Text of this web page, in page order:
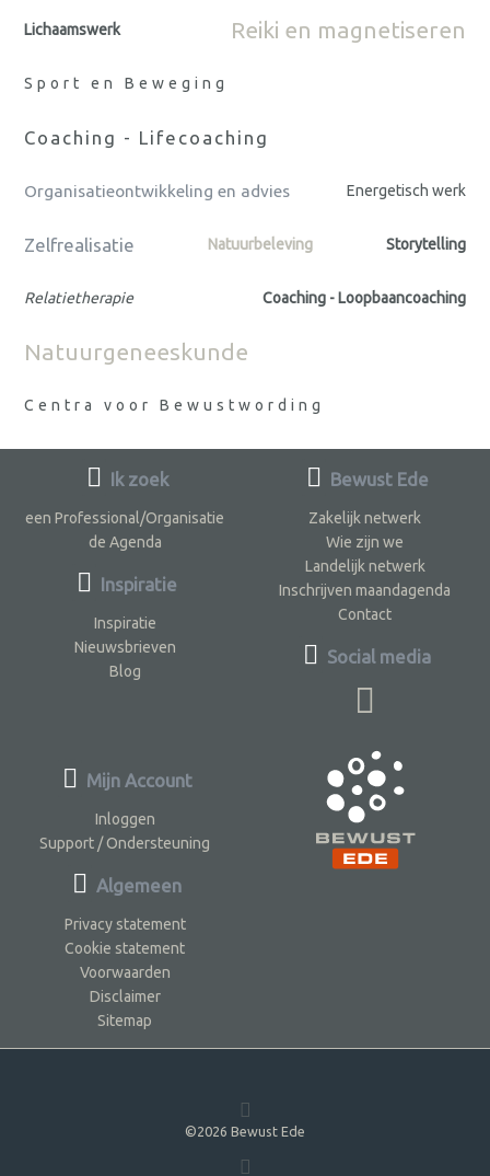
Lichaamswerk Reiki en magnetiseren
Sport en Beweging
Coaching - Lifecoaching
Organisatieontwikkeling en advies Energetisch werk
Zelfrealisatie Natuurbeleving Storytelling
Relatietherapie Coaching - Loopbaancoaching
Natuurgeneeskunde
Centra voor Bewustwording
Ik zoek
een Professional/Organisatie
de Agenda
Inspiratie
Inspiratie
Nieuwsbrieven
Blog
Bewust Ede
Zakelijk netwerk
Wie zijn we
Landelijk netwerk
Inschrijven maandagenda
Contact
Social media
Mijn Account
Inloggen
Support / Ondersteuning
Algemeen
Privacy statement
Cookie statement
Voorwaarden
Disclaimer
Sitemap
©2026 Bewust Ede